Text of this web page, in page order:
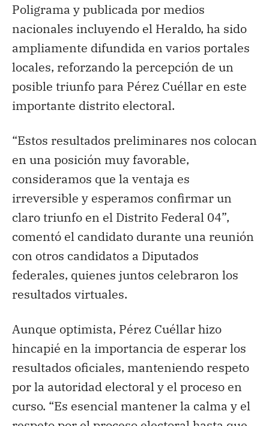
Poligrama y publicada por medios
nacionales incluyendo el Heraldo, ha sido
ampliamente difundida en varios portales
locales, reforzando la percepción de un
posible triunfo para Pérez Cuéllar en este
importante distrito electoral.
“Estos resultados preliminares nos colocan
en una posición muy favorable,
consideramos que la ventaja es
irreversible y esperamos confirmar un
claro triunfo en el Distrito Federal 04”,
comentó el candidato durante una reunión
con otros candidatos a Diputados
federales, quienes juntos celebraron los
resultados virtuales.
Aunque optimista, Pérez Cuéllar hizo
hincapié en la importancia de esperar los
resultados oficiales, manteniendo respeto
por la autoridad electoral y el proceso en
curso. “Es esencial mantener la calma y el